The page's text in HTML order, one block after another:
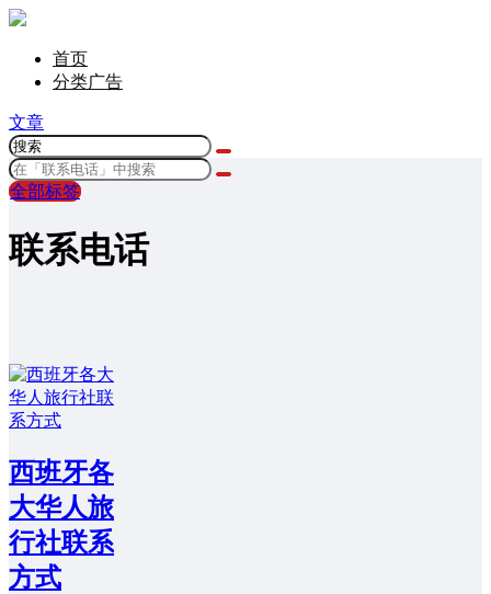
首页
分类广告
文章
全部标签
联系电话
西班牙各
大华人旅
行社联系
方式